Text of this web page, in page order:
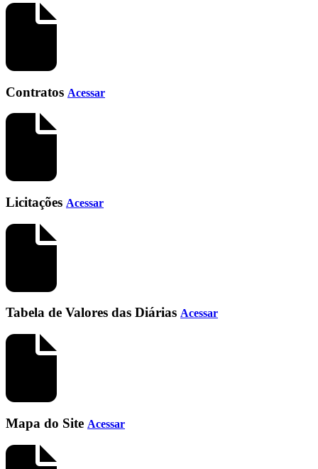
Contratos Acessar
Licitações Acessar
Tabela de Valores das Diárias Acessar
Mapa do Site Acessar